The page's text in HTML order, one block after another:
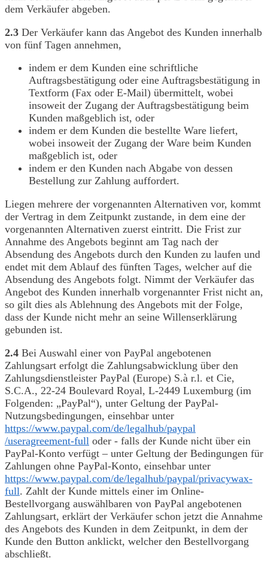
dem Verkäufer abgeben.
2.3 Der Verkäufer kann das Angebot des Kunden innerhalb
von fünf Tagen annehmen,
indem er dem Kunden eine schriftliche
Auftragsbestätigung oder eine Auftragsbestätigung in
Textform (Fax oder E-Mail) übermittelt, wobei
insoweit der Zugang der Auftragsbestätigung beim
Kunden maßgeblich ist, oder
indem er dem Kunden die bestellte Ware liefert,
wobei insoweit der Zugang der Ware beim Kunden
maßgeblich ist, oder
indem er den Kunden nach Abgabe von dessen
Bestellung zur Zahlung auffordert.
Liegen mehrere der vorgenannten Alternativen vor, kommt
der Vertrag in dem Zeitpunkt zustande, in dem eine der
vorgenannten Alternativen zuerst eintritt. Die Frist zur
Annahme des Angebots beginnt am Tag nach der
Absendung des Angebots durch den Kunden zu laufen und
endet mit dem Ablauf des fünften Tages, welcher auf die
Absendung des Angebots folgt. Nimmt der Verkäufer das
Angebot des Kunden innerhalb vorgenannter Frist nicht an,
so gilt dies als Ablehnung des Angebots mit der Folge,
dass der Kunde nicht mehr an seine Willenserklärung
gebunden ist.
2.4 Bei Auswahl einer von PayPal angebotenen
Zahlungsart erfolgt die Zahlungsabwicklung über den
Zahlungsdienstleister PayPal (Europe) S.à r.l. et Cie,
S.C.A., 22-24 Boulevard Royal, L-2449 Luxemburg (im
Folgenden: „PayPal“), unter Geltung der PayPal-
Nutzungsbedingungen, einsehbar unter
https://www.paypal.com/de/legalhub/paypal
/useragreement-full oder - falls der Kunde nicht über ein
PayPal-Konto verfügt – unter Geltung der Bedingungen für
Zahlungen ohne PayPal-Konto, einsehbar unter
https://www.paypal.com/de/legalhub/paypal/privacywax-
full. Zahlt der Kunde mittels einer im Online-
Bestellvorgang auswählbaren von PayPal angebotenen
Zahlungsart, erklärt der Verkäufer schon jetzt die Annahme
des Angebots des Kunden in dem Zeitpunkt, in dem der
Kunde den Button anklickt, welcher den Bestellvorgang
abschließt.